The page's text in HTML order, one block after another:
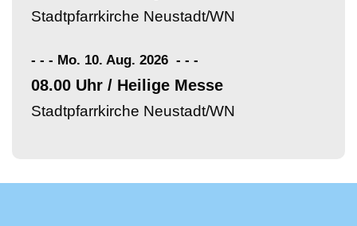
Stadtpfarrkirche Neustadt/WN
- - - Mo. 10. Aug. 2026 - - -
08.00 Uhr / Heilige Messe
Stadtpfarrkirche Neustadt/WN